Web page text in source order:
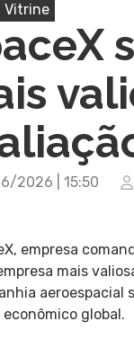
Vitrine
2026 | 15:50
empresa
mais
aeroespacial
global.